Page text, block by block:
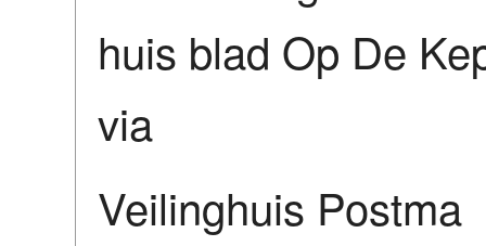
huis blad Op De
via
Veilinghuis Postma